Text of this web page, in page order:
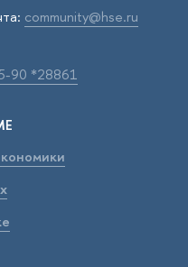
community@hse.ru
90 *28861